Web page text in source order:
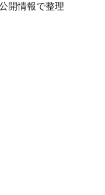
開情報で整理